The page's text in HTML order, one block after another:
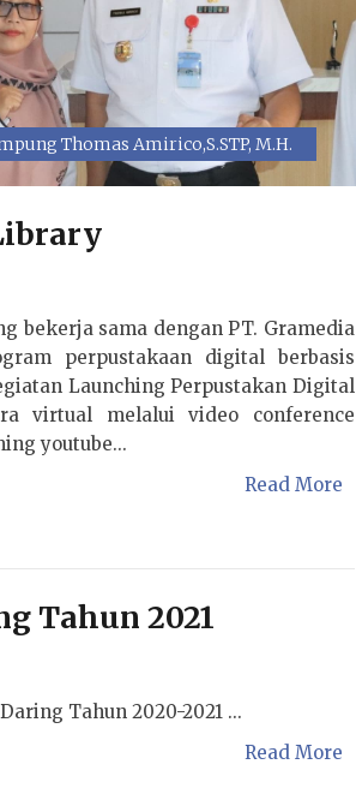
Thomas Amirico,S.STP, M.H.
bekerja sama dengan PT. Gramedia
perpustakaan digital berbasis
Launching Perpustakan Digital
virtual melalui video conference
youtube...
Read More
Tahun 2021
Tahun 2020-2021 ...
Read More